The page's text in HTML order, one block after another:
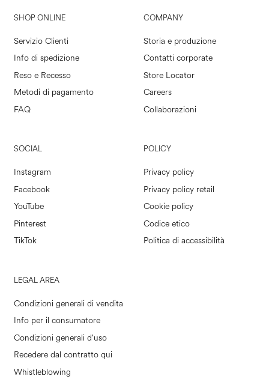
SHOP ONLINE
Servizio Clienti
Info di spedizione
Reso e Recesso
Metodi di pagamento
FAQ
COMPANY
Storia e produzione
Contatti corporate
Store Locator
Careers
Collaborazioni
SOCIAL
Instagram
Facebook
YouTube
Pinterest
TikTok
POLICY
Privacy policy
Privacy policy retail
Cookie policy
Codice etico
Politica di accessibilità
LEGAL AREA
Condizioni generali di vendita
Info per il consumatore
Condizioni generali d'uso
Recedere dal contratto qui
Whistleblowing